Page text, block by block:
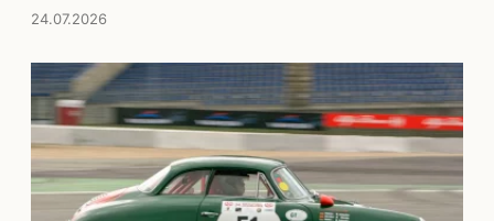
24.07.2026